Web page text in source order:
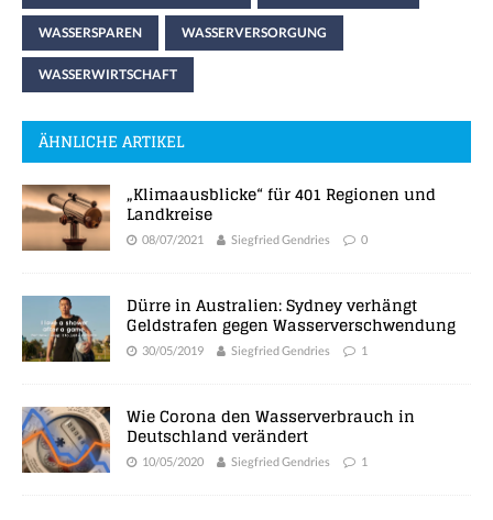
WASSERSPAREN WASSERVERSORGUNG
WASSERWIRTSCHAFT
ÄHNLICHE ARTIKEL
„Klimaausblicke“ für 401 Regionen und
Landkreise
08/07/2021 Siegfried Gendries 0
Dürre in Australien: Sydney verhängt
Geldstrafen gegen Wasserverschwendung
30/05/2019 Siegfried Gendries 1
Wie Corona den Wasserverbrauch in
Deutschland verändert
10/05/2020 Siegfried Gendries 1